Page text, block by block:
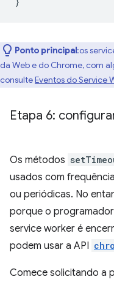
Ponto principal:os
da Web e do Chrome, com
consulteEventos do Service
Etapa 6:
Os métodos
usados com
ou periódicas. No
porque o
service worker é
podem usar a API
Comece solicitando a